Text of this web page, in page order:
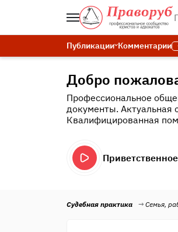
Публикации Комментарии
Добро
Профессиональное
документы. Актуальная
Квалифицированная
Судебная практика Семья,